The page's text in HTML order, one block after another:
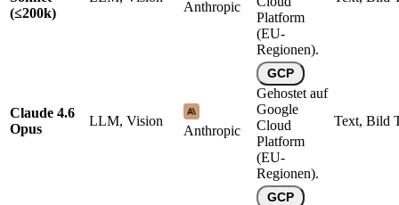
(≤200k)
Anthropic
Platform
(EU-
Regionen).
Claude 4.6
Opus
LLM, Vision
Anthropic
GCP
Gehostet auf
Google
Cloud
Platform
(EU-
Regionen).
Text, Bild
GCP